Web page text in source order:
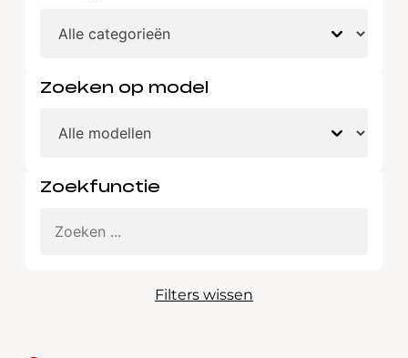
Zoeken op model
Zoekfunctie
Filters wissen